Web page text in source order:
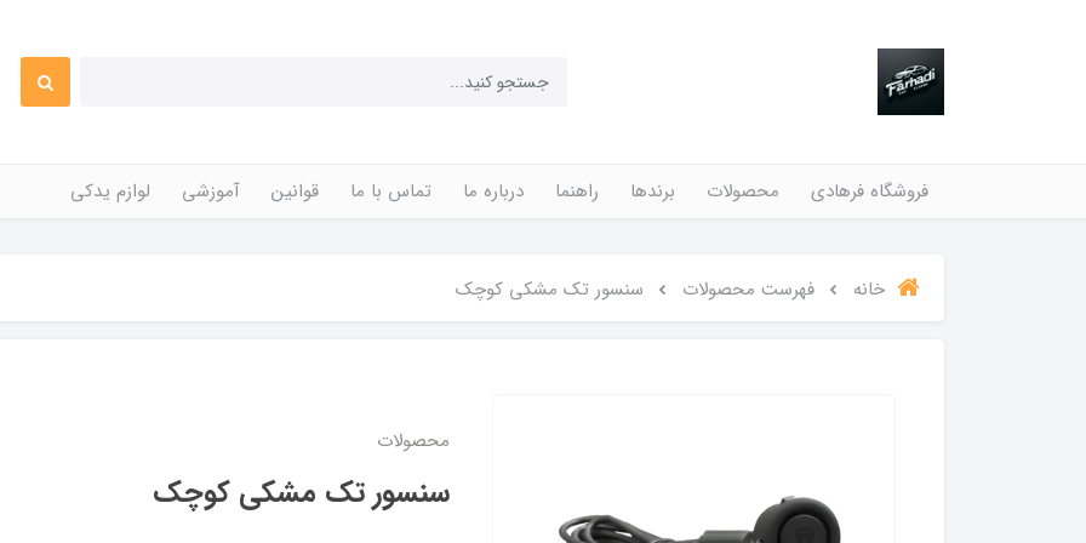
فروشگاه فرهادی محصولات برندها راهنما درباره ما تماس با ما قوانین آموزشی لوازم یدکی
خانه فهرست محصولات سنسور تک مشکی کوچک
محصولات
سنسور تک مشکی کوچک